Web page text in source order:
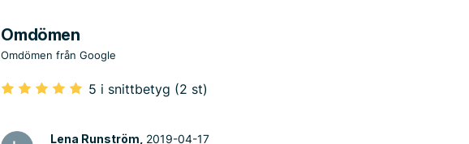
Omdömen
Omdömen från Google
5 i snittbetyg (2 st)
Lena Runström, 2019-04-17